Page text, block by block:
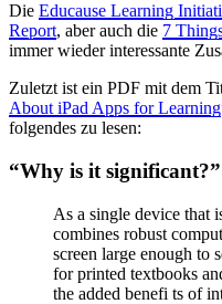
Die Educause Learning
Report, aber auch die 7
immer wieder interessante
Zuletzt ist ein PDF mit dem
About iPad Apps for Learning
folgendes zu lesen:
“Why is it significant?”
As a single device that
combines robust
screen large enough to
for printed textbooks
the added benefi ts of